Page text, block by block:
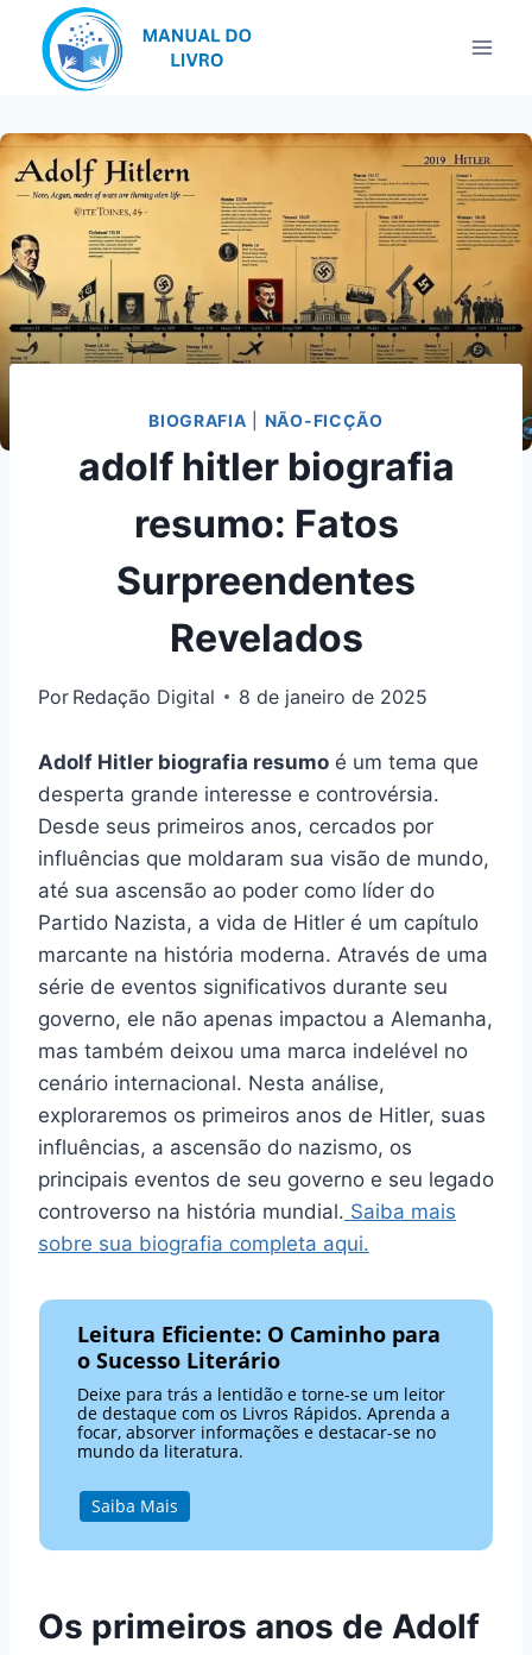
BIOGRAFIA NÃO-FICÇÃO
adolf hitler biografia
resumo: Fatos
Surpreendentes
Revelados
Por Redação Digital 8 de janeiro de 2025
Adolf Hitler biografia resumo é um tema que
desperta grande interesse e controvérsia.
Desde seus primeiros anos, cercados por
influências que moldaram sua visão de mundo,
até sua ascensão ao poder como líder do
Partido Nazista, a vida de Hitler é um capítulo
marcante na história moderna. Através de uma
série de eventos significativos durante seu
governo, ele não apenas impactou a Alemanha,
mas também deixou uma marca indelével no
cenário internacional. Nesta análise,
exploraremos os primeiros anos de Hitler, suas
influências, a ascensão do nazismo, os
principais eventos de seu governo e seu legado
controverso na história mundial. Saiba mais
sobre sua biografia completa aqui.
Leitura Eficiente: O Caminho para
o Sucesso Literário
Deixe para trás a lentidão e torne-se um leitor
de destaque com os Livros Rápidos. Aprenda a
focar, absorver informações e destacar-se no
mundo da literatura.
Saiba Mais
Os primeiros anos de Adolf